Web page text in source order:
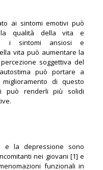
ai sintomi emotivi può
qualità della vita e
i sintomi ansiosi e
vita può aumentare la
soggettiva del
può portare a
di questo
può renderli più solidi
e la depressione sono
nei giovani [1] e
funzionali in